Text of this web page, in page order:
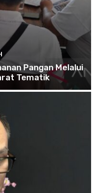
Pangan Melalui
Tematik